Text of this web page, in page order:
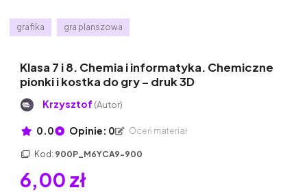
grafika gra planszowa
Klasa 7 i 8. Chemia i informatyka. Chemiczne
pionki i kostka do gry – druk 3D
Krzysztof (Autor)
0.0 Opinie: 0 Oceń materiał
Kod: 900P_M6YCA9-900
6,00 zł